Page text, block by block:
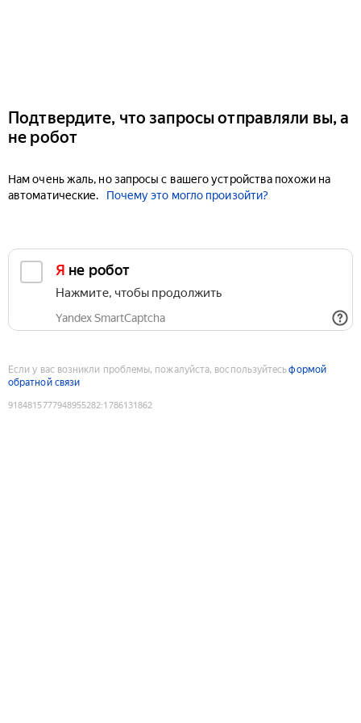
Подтвердите, что запросы отправляли вы, а
не робот
Нам очень жаль, но запросы с вашего устройства похожи на
автоматические.
Почему это могло произойти?
Я не робот
Нажмите, чтобы продолжить
Yandex SmartCaptcha
Если у вас возникли проблемы, пожалуйста, воспользуйтесьформой
обратной связи
9184815777948955282:1786131862